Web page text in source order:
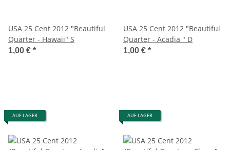
USA 25 Cent 2012 "Beautiful
Quarter - Hawaii" S
1,00 € *
USA 25 Cent 2012 "Beautiful
Quarter - Acadia " D
1,00 € *
AUF LAGER AUF LAGER